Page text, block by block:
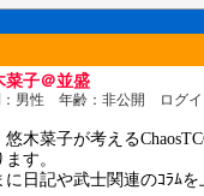
菜子＠並盛
：男性 年齢：非公開 ログイ
悠木菜子が考える
す。
に日記や武士関連のｺﾗﾑ